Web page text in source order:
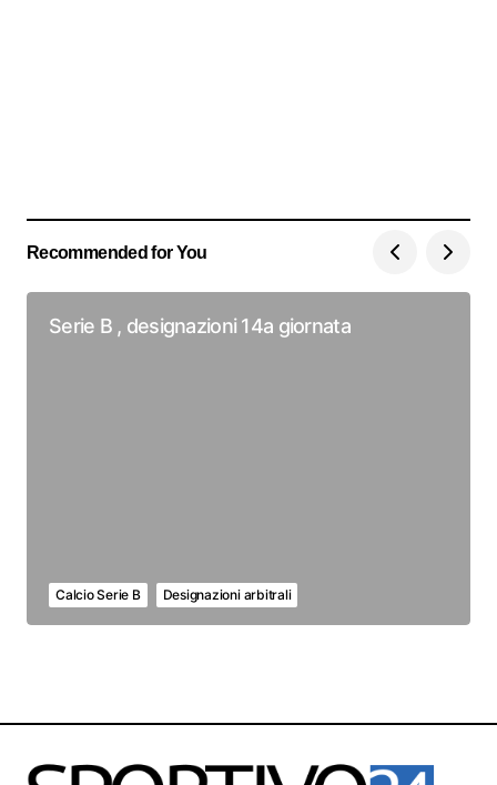
Recommended for You
Serie B , designazioni 14a giornata
Calcio Serie B Designazioni arbitrali